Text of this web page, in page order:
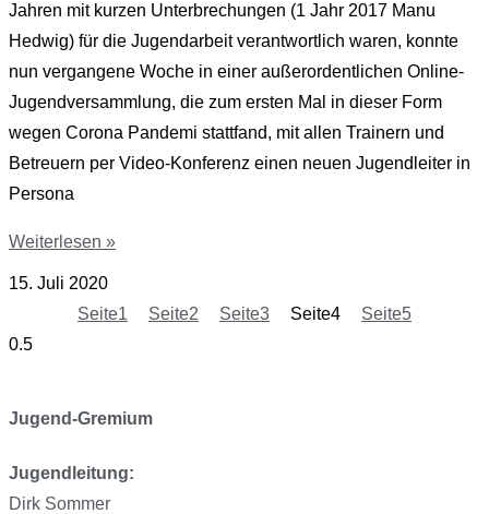
Jahren mit kurzen Unterbrechungen (1 Jahr 2017 Manu
Hedwig) für die Jugendarbeit verantwortlich waren, konnte
nun vergangene Woche in einer außerordentlichen Online-
Jugendversammlung, die zum ersten Mal in dieser Form
wegen Corona Pandemi stattfand, mit allen Trainern und
Betreuern per Video-Konferenz einen neuen Jugendleiter in
Persona
Weiterlesen »
15. Juli 2020
Seite1 Seite2 Seite3 Seite4 Seite5
Jugend-Gremium
Jugendleitung:
Dirk Sommer